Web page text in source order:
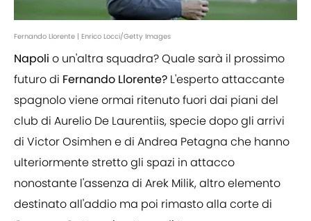
Fernando Llorente | Enrico Locci/Getty Images
Napoli o un'altra squadra? Quale sarà il prossimo
futuro di Fernando Llorente? L'esperto attaccante
spagnolo viene ormai ritenuto fuori dai piani del
club di Aurelio De Laurentiis, specie dopo gli arrivi
di Victor Osimhen e di Andrea Petagna che hanno
ulteriormente stretto gli spazi in attacco
nonostante l'assenza di Arek Milik, altro elemento
destinato all'addio ma poi rimasto alla corte di